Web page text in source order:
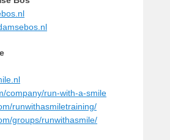
company/run-with-a-smile
runwithasmiletraining/
groups/runwithasmile/